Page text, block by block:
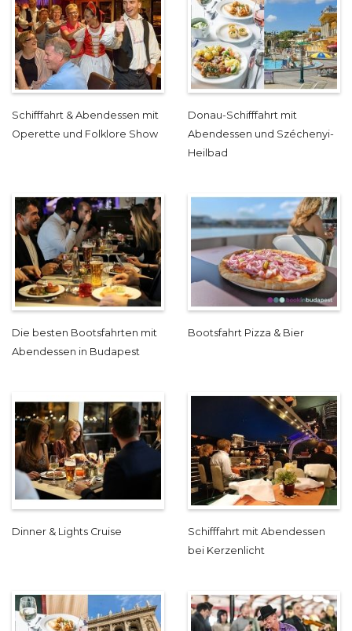
Schifffahrt & Abendessen mit
Operette und Folklore Show
Donau-Schifffahrt mit
Abendessen und Széchenyi-
Heilbad
Die besten Bootsfahrten mit
Abendessen in Budapest
Bootsfahrt Pizza & Bier
Dinner & Lights Cruise
Schifffahrt mit Abendessen
bei Kerzenlicht